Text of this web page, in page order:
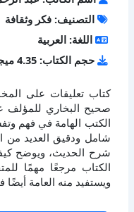
التصنيف: فكر وثقافة
اللغة: العربية
حجم الكتاب: 4.35 ميجا بايت
كتاب تعليقات على
صحيح البخاري للمؤلف
الكتب الهامة في فهم
شامل ودقيق العديد من
شرح الحديث، ويوضح
الكتاب مرجعًا مهمًا
ويستفيد منه العامة